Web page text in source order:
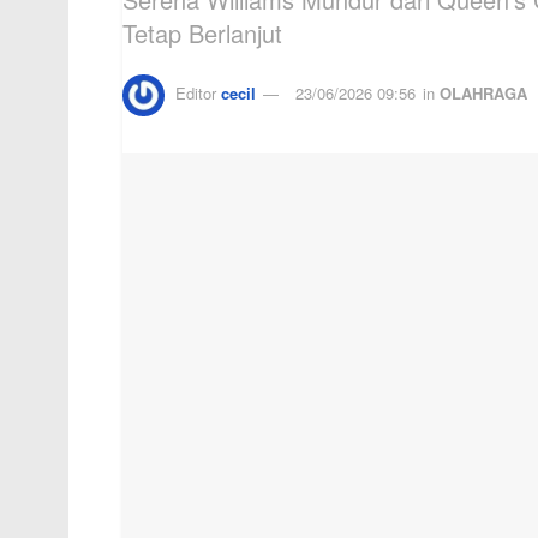
Tetap Berlanjut
Editor cecil 23/06/2026 09:56 in OLAHRAGA